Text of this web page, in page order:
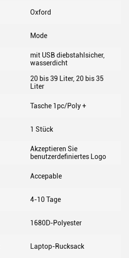
Oxford
Mode
mit USB diebstahlsicher,
wasserdicht
20 bis 39 Liter, 20 bis 35
Liter
Tasche 1pc/Poly +
1 Stück
Akzeptieren Sie
benutzerdefiniertes Logo
Accepable
4-10 Tage
1680D-Polyester
Laptop-Rucksack